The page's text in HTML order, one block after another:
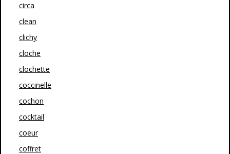
circa
clean
clichy
cloche
clochette
coccinelle
cochon
cocktail
coeur
coffret